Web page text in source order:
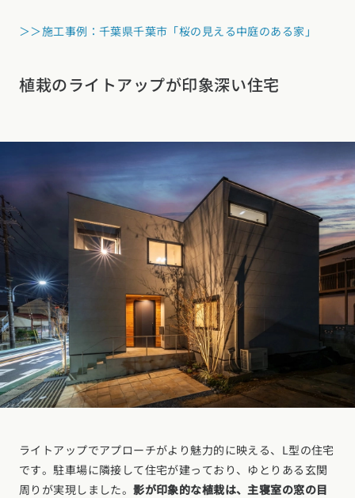
＞＞施工事例：千葉県千葉市「桜の見える中庭のある家」
植栽のライトアップが印象深い住宅
ライトアップでアプローチがより魅力的に映える、L型の住宅
です。駐車場に隣接して住宅が建っており、ゆとりある玄関
周りが実現しました。影が印象的な植栽は、主寝室の窓の目